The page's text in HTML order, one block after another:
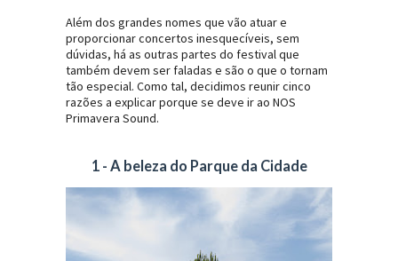
Além dos grandes nomes que vão atuar e
proporcionar concertos inesquecíveis, sem
dúvidas, há as outras partes do festival que
também devem ser faladas e são o que o tornam
tão especial. Como tal, decidimos reunir cinco
razões a explicar porque se deve ir ao NOS
Primavera Sound.
1 - A beleza do Parque da Cidade